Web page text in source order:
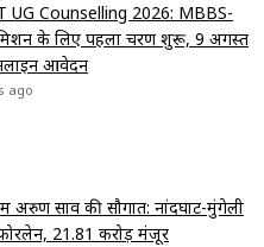
UG Counselling 2026: MBBS-
के लिए पहला चरण शुरू, 9 अगस्त
आवेदन
ago
अरुण साव की सौगात: नांदघाट-मुंगेली
₹21.81 करोड़ मंजूर